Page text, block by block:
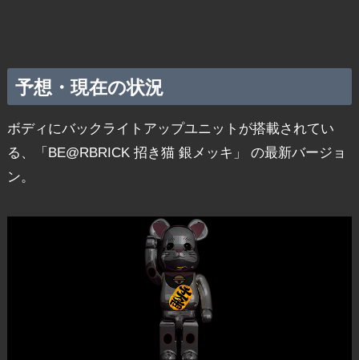
予想・現在の状況
ボディにバックライトアップユニットが搭載されてい
る、「BE@RBRICK 招き猫 銀メッキ」 の最新バージョ
ン。